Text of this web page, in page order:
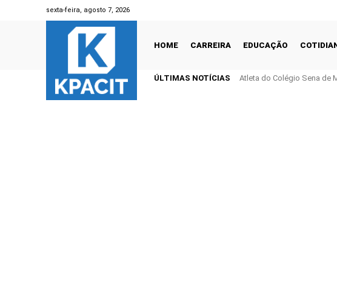
sexta-feira, agosto 7, 2026
HOME CARREIRA EDUCAÇÃO
ÚLTIMAS NOTÍCIAS Atleta do Colégio Sena de